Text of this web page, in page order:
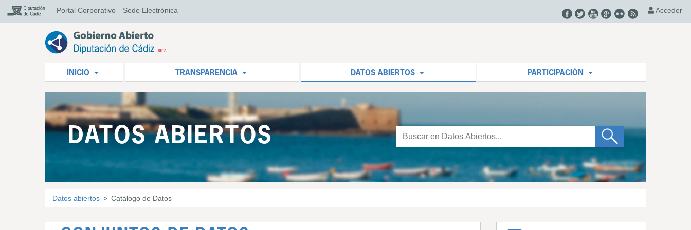
Portal Corporativo Sede Electrónica Acceder
INICIO TRANSPARENCIA DATOS ABIERTOS PARTICIPACIÓN
DATOS ABIERTOS
Datos abiertos Catálogo de Datos